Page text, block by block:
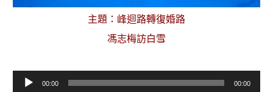
主題：峰迴路轉復婚路
馮志梅訪白雪
00:00 00:00